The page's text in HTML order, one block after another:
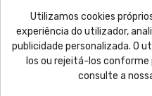
Ajuda
Boletim informativo
Utilizamos cookies
experiência do utilizador,
publicidade personalizada. O
los ou rejeitá-los conforme
consulte a